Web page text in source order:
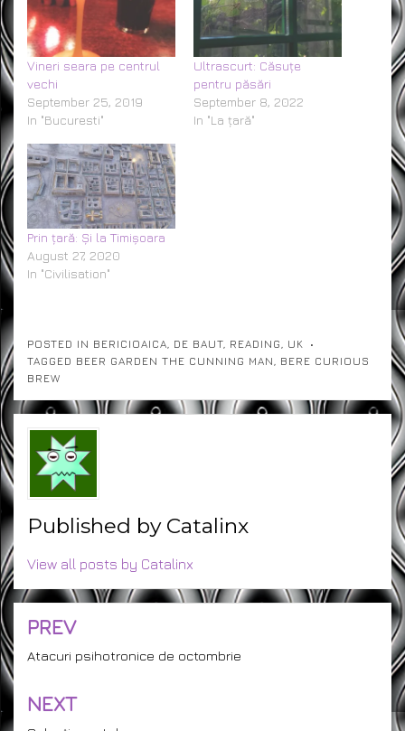
Vineri seara pe centrul
vechi
September 25, 2019
In "Bucuresti"
Ultrascurt: Căsuțe
pentru păsări
September 8, 2022
In "La țară"
Prin țară: Și la Timișoara
August 27, 2020
In "Civilisation"
POSTED IN BERICIOAICA DE BAUT READING
UK
TAGGED BEER GARDEN THE CUNNING MAN
BERE CURIOUS
BREW
Published by Catalinx
View all posts by Catalinx
Post
navigation
PREV
Atacuri psihotronice de octombrie
NEXT